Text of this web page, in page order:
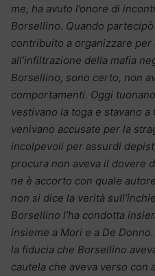
me, ha avuto l’onore di
Borsellino. Quando
contribuito a organizzare
all’infiltrazione della mafia
Borsellino, sono certo, non
comportamenti. Oggi
vestivano la toga e stavano
venivano accusate per la
incolpevoli per assurdi
procura non aveva il dovere
ne è accorto con quale
non si dice la verità
Borsellino l’ha condotta
insieme a Mori e a De
la fiducia che Borsellino
cautela che aveva verso